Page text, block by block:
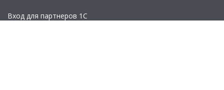
Вход для партнеров 1С